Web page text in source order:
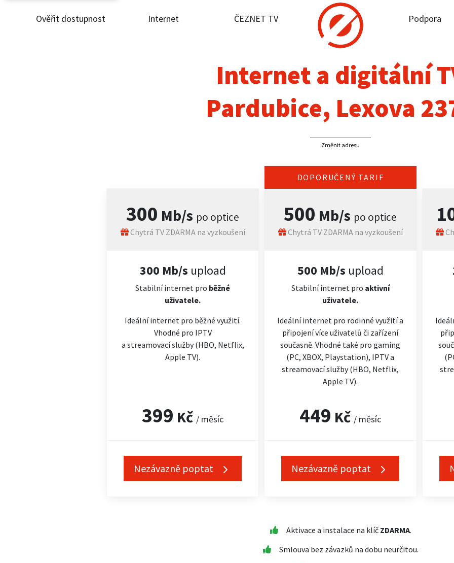
Ověřit dostupnost Internet ČEZNET TV Podpora
Internet
Podpora
Internet a digitální
Pardubice, Lexova
Změnit adresu
300 Mb/s po optice
Chytrá TV ZDARMA na vyzkoušení
300 Mb/s upload
Stabilní internet pro běžné
uživatele.
Ideální internet pro běžné využití.
Vhodné pro IPTV
a streamovací služby (HBO, Netflix,
Apple TV).
399 Kč / měsíc
Nezávazně poptat
DOPORUČENÝ TARIF
500 Mb/s po optice
Chytrá TV ZDARMA na vyzkoušení
500 Mb/s upload
Stabilní internet pro aktivní
uživatele.
Ideální internet pro rodinné využití a
připojení více uživatelů či zařízení
současně. Vhodné také pro gaming
(PC, XBOX, Playstation), IPTV a
streamovací služby (HBO, Netflix,
Apple TV).
449 Kč / měsíc
Nezávazně poptat
Aktivace a instalace na klíč ZDARMA.
Smlouva bez závazků na dobu neurčitou.